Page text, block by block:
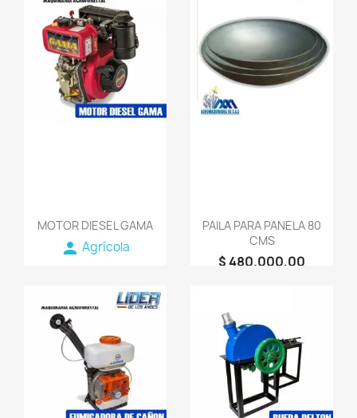
MOTOR DIESEL GAMA
person Agrícola
favorite_border
PAILA PARA PANELA 80
CMS
$ 480.000,00
favorite_border
favorite_border favorite_border